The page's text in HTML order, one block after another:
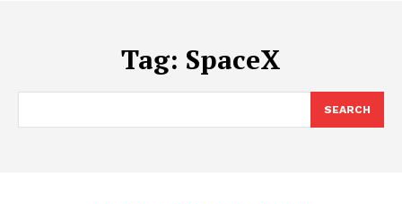
Tag: SpaceX
SEARCH